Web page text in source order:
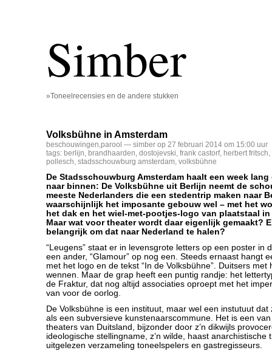
Simber
»Toneelrecensies en de andere stukken
Volksbühne in Amsterdam
beschouwingen,parool — simber op 27 februari 2014 om 15:00 uur
tags: berlijn, brandhaarden, dostojevski, frank castorf, herbert fritsch,
pollesch, stadsschouwburg amsterdam, volksbühne
De Stadsschouwburg Amsterdam haalt een week
naar binnen: De Volksbühne uit Berlijn neemt de
meeste Nederlanders die een stedentrip maken naar
waarschijnlijk het imposante gebouw wel – met het
het dak en het wiel-met-pootjes-logo van plaatstaal
Maar wat voor theater wordt daar eigenlijk gemaakt?
belangrijk om dat naar Nederland te halen?
“Leugens” staat er in levensgrote letters op een poster in
een ander, “Glamour” op nog een. Steeds ernaast hangt
met het logo en de tekst “In de Volksbühne”. Duitsers met
wennen. Maar de grap heeft een puntig randje: het
de Fraktur, dat nog altijd associaties oproept met het
van voor de oorlog.
De Volksbühne is een instituut, maar wel een instutuut dat
als een subversieve kunstenaarscommune. Het is een
theaters van Duitsland, bijzonder door z’n dikwijls
ideologische stellingname, z’n wilde, haast anarchistische
uitgelezen verzameling toneelspelers en gastregisseurs.